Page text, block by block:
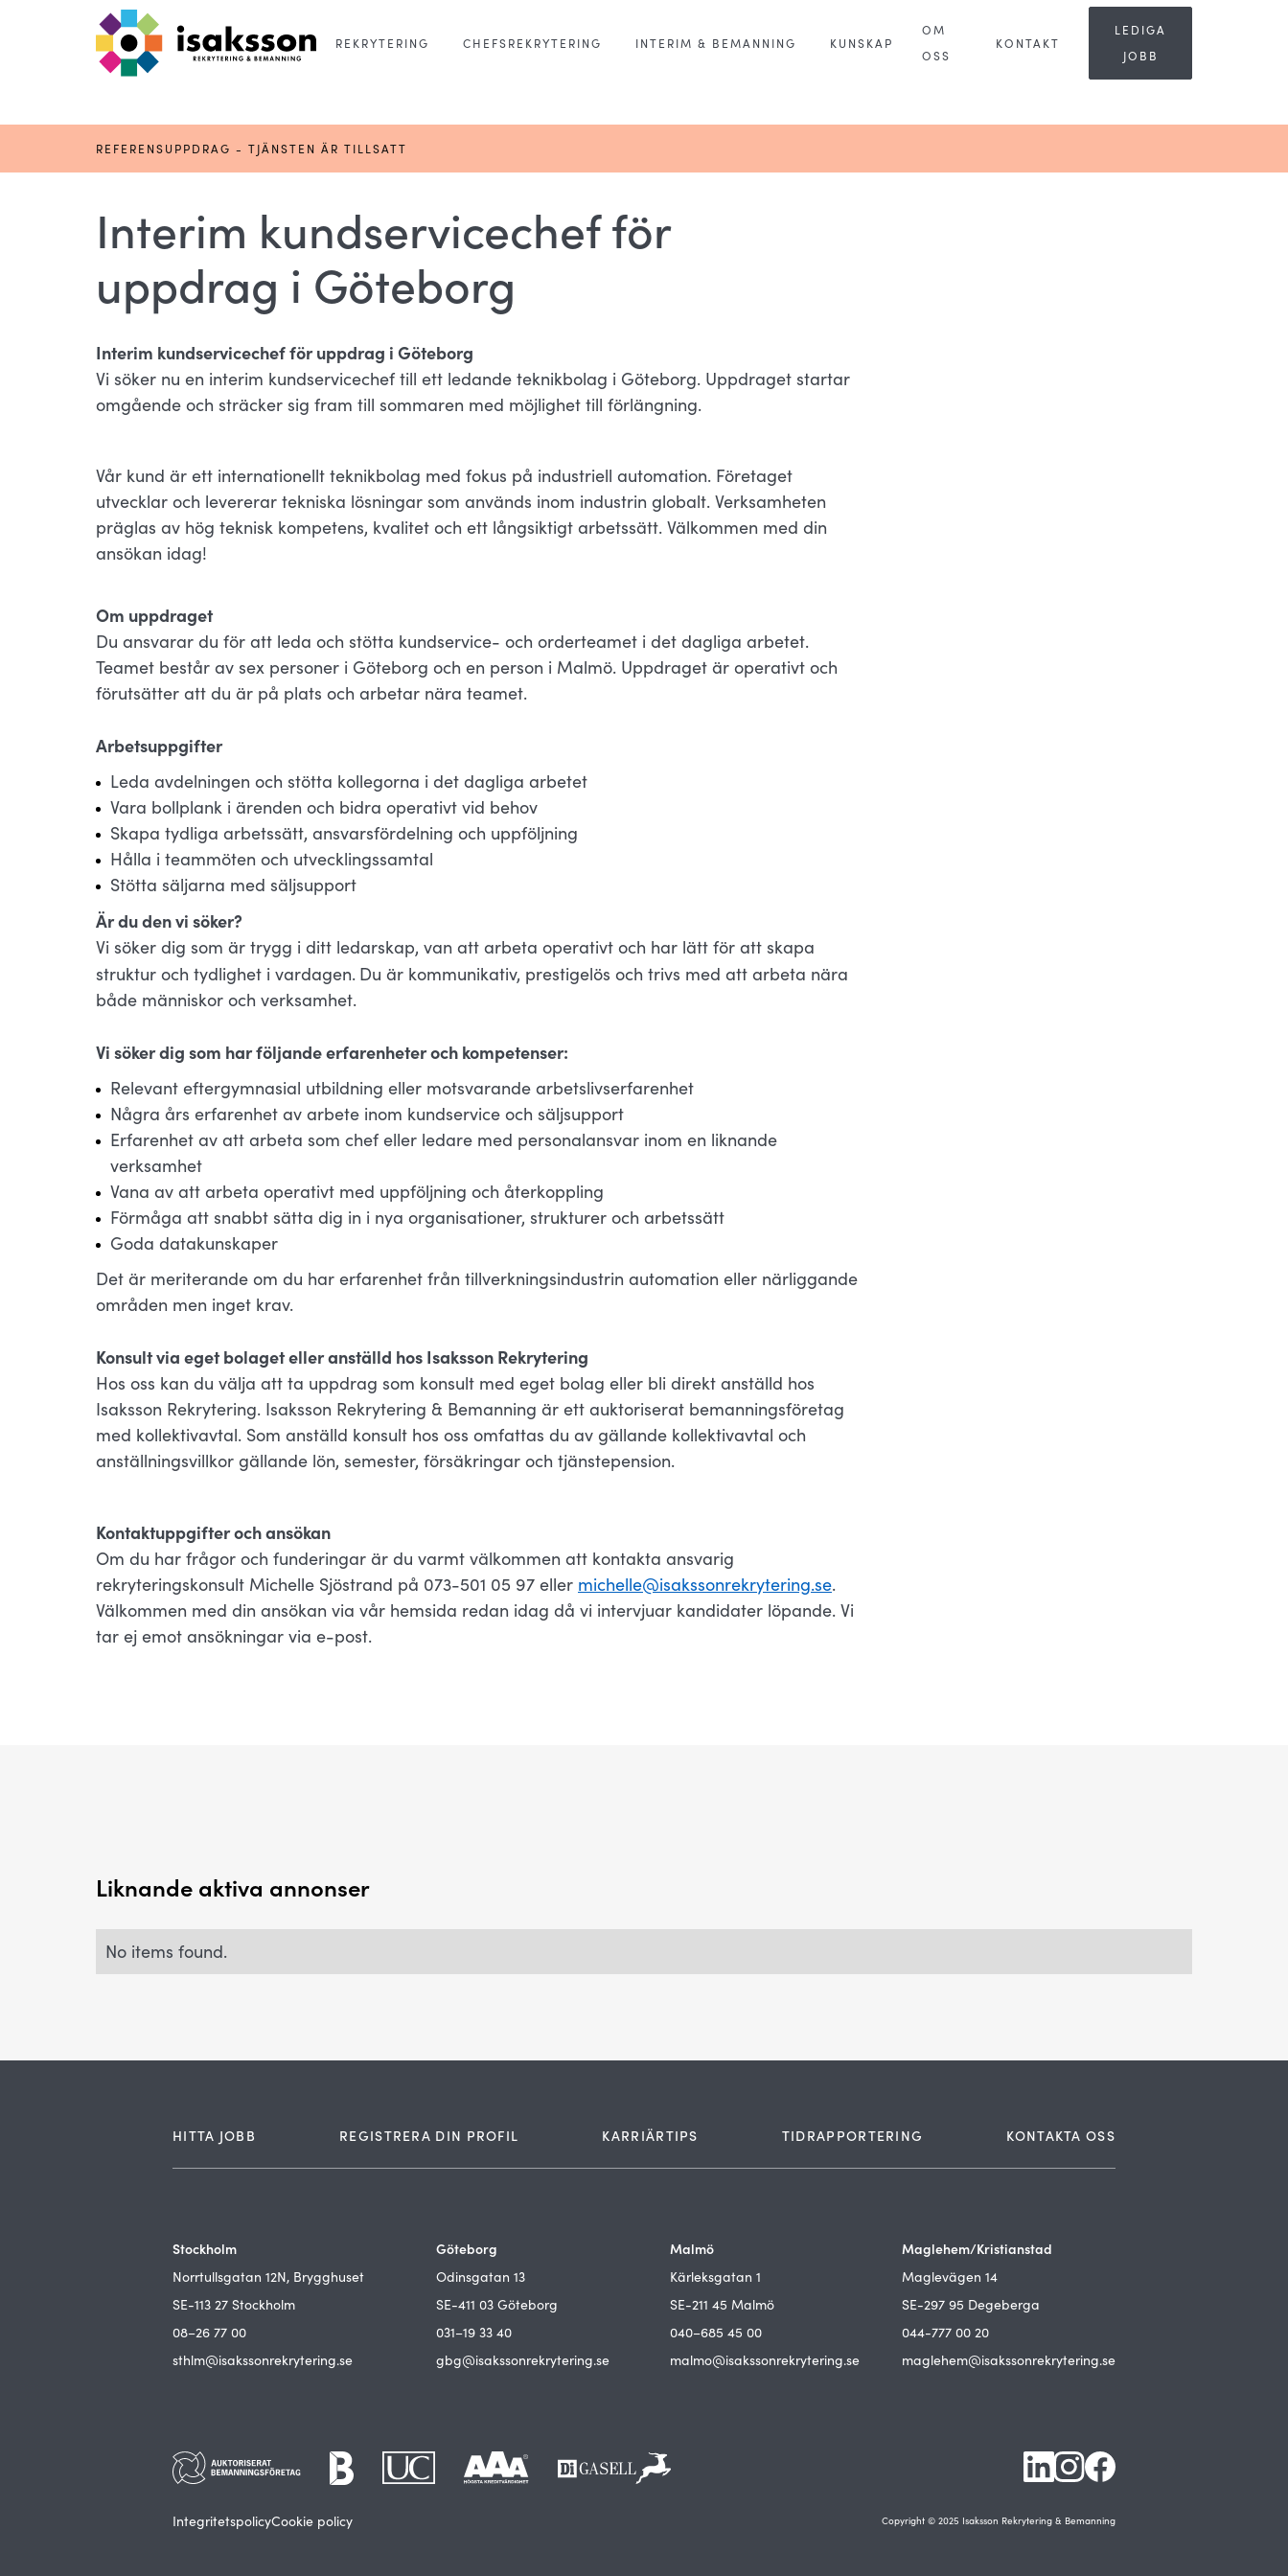
REKRYTERING CHEFSREKRYTERING INTERIM & BEMANNING KUNSKAP
OM
OSS
KONTAKT
LEDIGA
JOBB
REFERENSUPPDRAG - TJÄNSTEN ÄR TILLSATT
Interim kundservicechef för
uppdrag i Göteborg
Interim kundservicechef för uppdrag i Göteborg
Vi söker nu en interim kundservicechef till ett ledande teknikbolag i Göteborg. Uppdraget startar
omgående och sträcker sig fram till sommaren med möjlighet till förlängning.
Vår kund är ett internationellt teknikbolag med fokus på industriell automation. Företaget
utvecklar och levererar tekniska lösningar som används inom industrin globalt. Verksamheten
präglas av hög teknisk kompetens, kvalitet och ett långsiktigt arbetssätt. Välkommen med din
ansökan idag!
Om uppdraget
Du ansvarar du för att leda och stötta kundservice- och orderteamet i det dagliga arbetet.
Teamet består av sex personer i Göteborg och en person i Malmö. Uppdraget är operativt och
förutsätter att du är på plats och arbetar nära teamet.
Arbetsuppgifter
Leda avdelningen och stötta kollegorna i det dagliga arbetet
Vara bollplank i ärenden och bidra operativt vid behov
Skapa tydliga arbetssätt, ansvarsfördelning och uppföljning
Hålla i teammöten och utvecklingssamtal
Stötta säljarna med säljsupport
Är du den vi söker?
Vi söker dig som är trygg i ditt ledarskap, van att arbeta operativt och har lätt för att skapa
struktur och tydlighet i vardagen. Du är kommunikativ, prestigelös och trivs med att arbeta nära
både människor och verksamhet.
Vi söker dig som har följande erfarenheter och kompetenser:
Relevant eftergymnasial utbildning eller motsvarande arbetslivserfarenhet
Några års erfarenhet av arbete inom kundservice och säljsupport
Erfarenhet av att arbeta som chef eller ledare med personalansvar inom en liknande
verksamhet
Vana av att arbeta operativt med uppföljning och återkoppling
Förmåga att snabbt sätta dig in i nya organisationer, strukturer och arbetssätt
Goda datakunskaper
Det är meriterande om du har erfarenhet från tillverkningsindustrin automation eller närliggande
områden men inget krav.
Konsult via eget bolaget eller anställd hos Isaksson Rekrytering
Hos oss kan du välja att ta uppdrag som konsult med eget bolag eller bli direkt anställd hos
Isaksson Rekrytering. Isaksson Rekrytering & Bemanning är ett auktoriserat bemanningsföretag
med kollektivavtal. Som anställd konsult hos oss omfattas du av gällande kollektivavtal och
anställningsvillkor gällande lön, semester, försäkringar och tjänstepension.
Kontaktuppgifter och ansökan
Om du har frågor och funderingar är du varmt välkommen att kontakta ansvarig
rekryteringskonsult Michelle Sjöstrand på 073-501 05 97 eller michelle@isakssonrekrytering.se.
Välkommen med din ansökan via vår hemsida redan idag då vi intervjuar kandidater löpande. Vi
tar ej emot ansökningar via e-post.
Liknande aktiva annonser
No items found.
HITTA JOBB REGISTRERA DIN PROFIL KARRIÄRTIPS TIDRAPPORTERING KONTAKTA OSS
Stockholm
Norrtullsgatan 12N, Brygghuset
SE-113 27 Stockholm
08–26 77 00
sthlm@isakssonrekrytering.se
Göteborg
Odinsgatan 13
SE-411 03 Göteborg
031–19 33 40
gbg@isakssonrekrytering.se
Malmö
Kärleksgatan 1
SE-211 45 Malmö
040–685 45 00
malmo@isakssonrekrytering.se
Maglehem/Kristianstad
Maglevägen 14
SE-297 95 Degeberga
044-777 00 20
maglehem@isakssonrekrytering.se
IntegritetspolicyCookie policy Copyright © 2025 Isaksson Rekrytering & Bemanning